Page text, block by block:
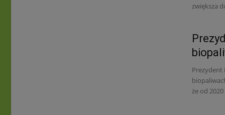
zwiększa
Prezydent
że od